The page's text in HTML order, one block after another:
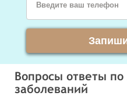
Введите ваш телефон
Вопросы ответы
заболеваний